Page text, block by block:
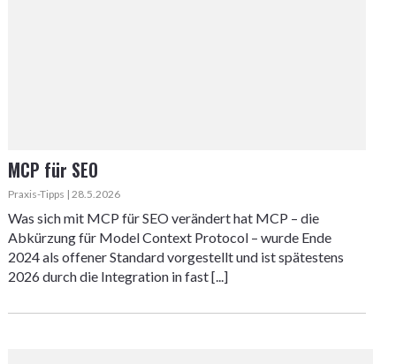
MCP für SEO
Praxis-Tipps | 28.5.2026
Was sich mit MCP für SEO verändert hat MCP – die
Abkürzung für Model Context Protocol – wurde Ende
2024 als offener Standard vorgestellt und ist spätestens
2026 durch die Integration in fast [...]